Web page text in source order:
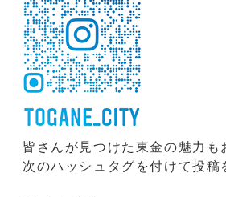
皆さんが見つけた東金の魅力も
次のハッシュタグを付けて投稿